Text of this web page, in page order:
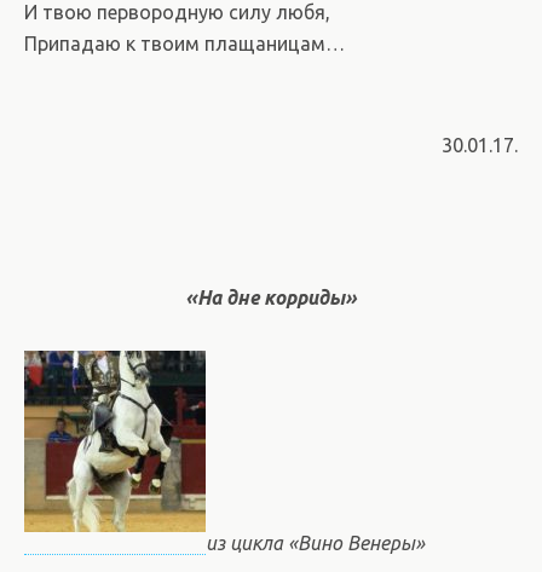
И твою первородную силу любя,
Припадаю к твоим плащаницам…
30.01.17.
«На дне корриды»
из цикла «Вино Венеры»